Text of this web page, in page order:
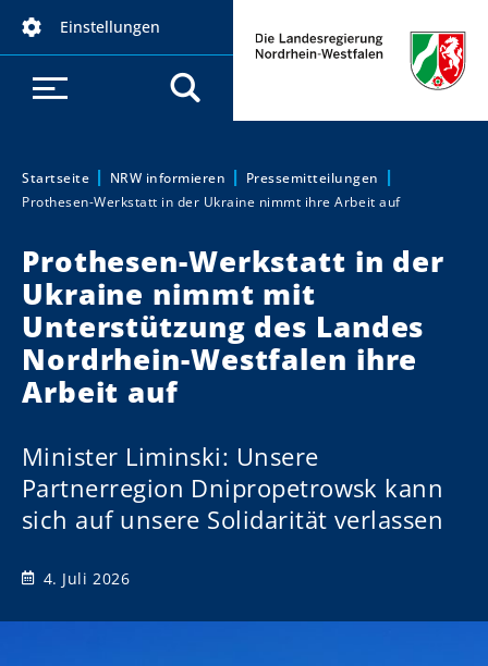
Einstellungen
Sie sind hier:
Startseite NRW informieren
Pressemitteilungen
Prothesen-Werkstatt in der Ukraine nimmt ihre Arbeit auf
Prothesen-Werkstatt in der
Ukraine nimmt mit
Unterstützung des Landes
Nordrhein-Westfalen ihre
Arbeit auf
Minister Liminski: Unsere
Partnerregion Dnipropetrowsk kann
sich auf unsere Solidarität verlassen
4. Juli 2026